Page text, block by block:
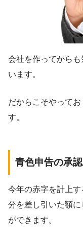
会社を作ってから
います。
だからこそやって
す。
青色申告の承
今年の赤字を計上
分を差し引いた額
ができます。